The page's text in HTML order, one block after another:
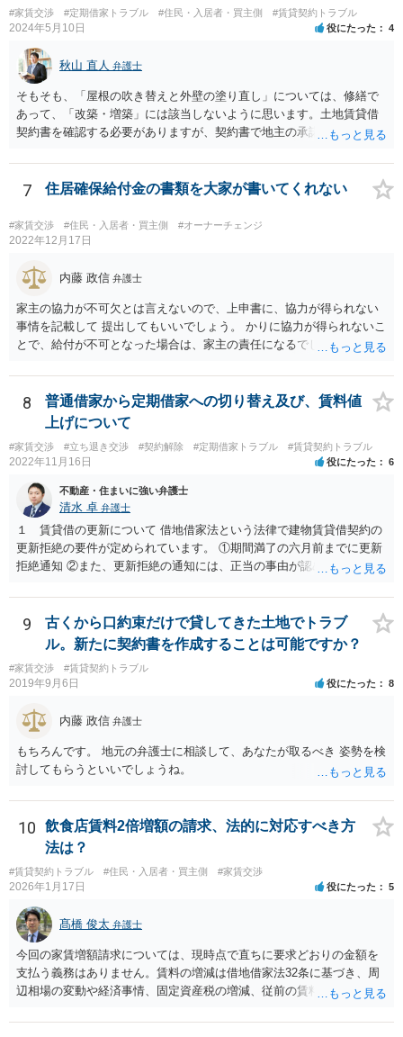
#家賃交渉 #定期借家トラブル #住民・入居者・買主側 #賃貸契約トラブル
2024年5月10日 役にたった 4
秋山 直人 弁護士
そもそも、「屋根の吹き替えと外壁の塗り直し」については、修繕で
あって、「改築・増築」には該当しないように思います。土地賃貸借
契約書を確認する必要がありますが、契約書で地主の承諾が必要とさ
いのであれば、そもそも地主の承諾は不要なのではないでしょうか。
窓の補修も修繕でしょう。 地代の1．8倍増額というのも無理があるよ
はやむを得ないと思いますが、（もちろん立地にもよりますが）80％
増が認められる可能性は低いように思います。 地代増額については、
立しなければ、地代増額の裁判を起こして、裁判所選任の不動産鑑定
ないことです。そう簡単ではありません。 土地賃貸借から家屋の賃貸
借に転換するなどということには全く応じる必要がありません。借地
人から建物を無償で（？）買い取って借地権を奪おうということでし
7 住居確保給付金の書類を大家が書いてくれない
#家賃交渉 #住民・入居者・買主側 #オーナーチェンジ
2022年12月17日
内藤 政信 弁護士
家主の協力が不可欠とは言えないので、上申書に、協力が得られない
事情を記載して 提出してもいいでしょう。 かりに協力が得られないこ
とで、給付が不可となった場合は、家主の責任になるでしょう。
8
普通借家から定期借家への切り替え及び、賃料値
上げについて
#家賃交渉 #立ち退き交渉 #契約解除 #定期借家トラブル #賃貸契約トラブル
2022年11月16日 役にたった 6
不動産・住まいに強い弁護士
清水 卓 弁護士
１ 賃貸借の更新について 借地借家法という法律で建物賃貸借契約の
更新拒絶の要件が定められています。 ①期間満了の六月前までに更新
拒絶通知 ②また、更新拒絶の通知には、正当の事由が認められる必要
賃借人の建物使用を必要とする事情のほか、従前の経過，建物の利用
状況，建物の現況，いわゆる立退料の申出を考慮して判断するものと
されています。 ③更新拒絶通知がされた場合でも、賃貸借期間満了満
了後も賃借人が建物の使用を継続する場合には、賃借人に対し遅滞な
く異議を述べる 大家側（賃貸人側）に正当の事由が認めらるか疑問
のあるご事案かと思います。更新拒絶に正当の事由がない場合、大家
側（賃貸人側）が、更新の予定されている普通賃貸借契約から更新の
ない定期借家契約に一方的に切り替えることはできません。ただし、
正当の事由がない場合でも、賃借人側の同意があれば、定期借家契約
への切り替えも可能です。そのため、仲介会社側は、何とか、賃借人
側（あなた側）から同意を取り付けようとしているものと思われま
す。 （建物賃貸借契約の更新等） 第二十六条 建物の賃貸借について
期間の定めがある場合において、当事者が期間の満了の一年前から六
月前までの間に相手方に対して更新をしない旨の通知又は条件を変更
しなければ更新をしない旨の通知をしなかったときは、従前の契約と
同一の条件で契約を更新したものとみなす。ただし、その期間は、定
めがないものとする。 ２ 前項の通知をした場合であっても、建物の
賃貸借の期間が満了した後建物の賃借人が使用を継続する場合におい
て、建物の賃貸人が遅滞なく異議を述べなかったときも、同項と同様
とする。 （建物賃貸借契約の更新拒絶等の要件） 第二十八条 建物の
賃貸人による第二十六条第一項の通知又は建物の賃貸借の解約の申入
れは、建物の賃貸人及び賃借人（転借人を含む。以下この条において
同じ。）が建物の使用を必要とする事情のほか、建物の賃貸借に関す
9
古くから口約束だけで貸してきた土地でトラブ
ル。新たに契約書を作成することは可能ですか？
#家賃交渉 #賃貸契約トラブル
2019年9月6日 役にたった 8
内藤 政信 弁護士
もちろんです。 地元の弁護士に相談して、あなたが取るべき 姿勢を検
討してもらうといいでしょうね。
10
飲食店賃料2倍増額の請求、法的に対応すべき方
法は？
#賃貸契約トラブル #住民・入居者・買主側 #家賃交渉
2026年1月17日 役にたった 5
髙橋 俊太 弁護士
今回の家賃増額請求については、現時点で直ちに要求どおりの金額を
支払う義務はありません。賃料の増減は借地借家法32条に基づき、周
辺相場の変動や経済事情、固定資産税の増減、従前の賃料が不相当に
り低いと評価される場合でも、長年営業を継続している借主に対し、